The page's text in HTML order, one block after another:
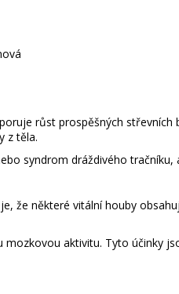
růst prospěšných
z těla.
syndrom dráždivého
že některé vitální houby
aktivitu. Tyto účinky